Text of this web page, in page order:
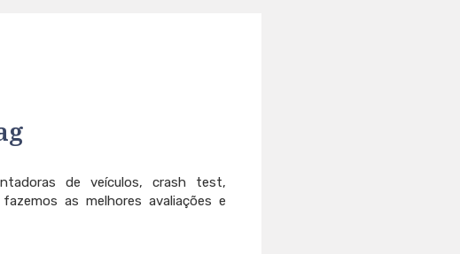
de veículos, crash test,
as melhores avaliações e